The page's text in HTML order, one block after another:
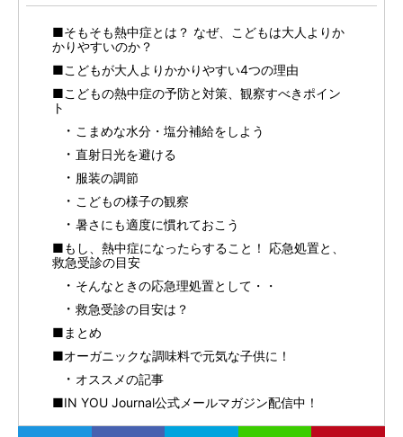
■そもそも熱中症とは？ なぜ、こどもは大人よりか
かりやすいのか？
■こどもが大人よりかかりやすい4つの理由
■こどもの熱中症の予防と対策、観察すべきポイン
ト
こまめな水分・塩分補給をしよう
直射日光を避ける
服装の調節
こどもの様子の観察
暑さにも適度に慣れておこう
■もし、熱中症になったらすること！ 応急処置と、
救急受診の目安
そんなときの応急理処置として・・
救急受診の目安は？
■まとめ
■オーガニックな調味料で元気な子供に！
オススメの記事
■IN YOU Journal公式メールマガジン配信中！